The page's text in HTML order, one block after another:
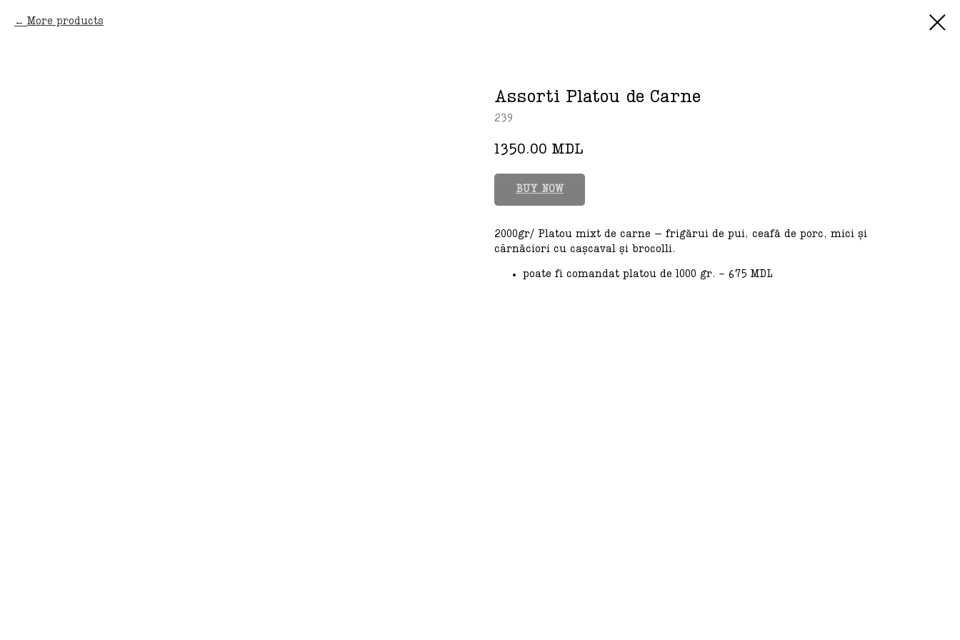
More products
Assorti Platou de Carne
239
1350.00 MDL
BUY NOW
2000gr/ Platou mixt de carne – frigărui de pui, ceafă de porc, mici și
cârnăciori cu cașcaval și brocolli.
poate fi comandat platou de 1000 gr. - 675 MDL